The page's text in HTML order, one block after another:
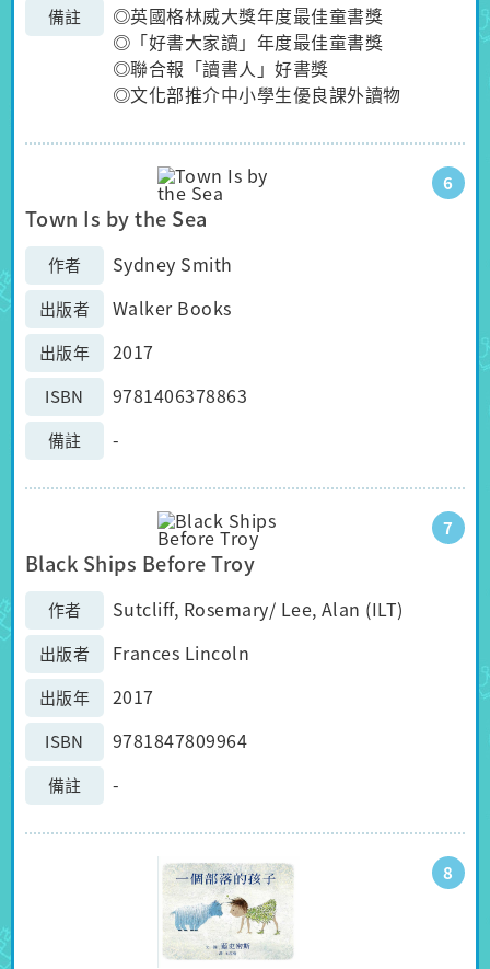
備註
◎英國格林威大獎年度最佳童書獎
◎「好書大家讀」年度最佳童書獎
◎聯合報「讀書人」好書獎
◎文化部推介中小學生優良課外讀物
6
Town Is by the Sea
作者 Sydney Smith
出版者 Walker Books
出版年 2017
ISBN 9781406378863
備註 -
7
Black Ships Before Troy
作者 Sutcliff, Rosemary/ Lee, Alan (ILT)
出版者 Frances Lincoln
出版年 2017
ISBN 9781847809964
備註 -
8